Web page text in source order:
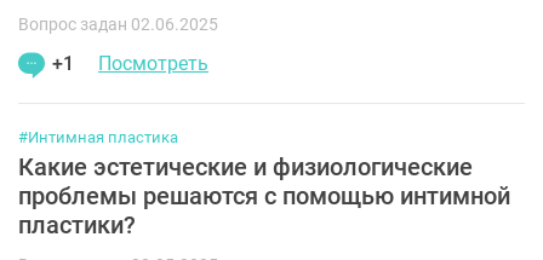
Вопрос задан 02.06.2025
+1 Посмотреть
#Интимная пластика
Какие эстетические и физиологические
проблемы решаются с помощью интимной
пластики?